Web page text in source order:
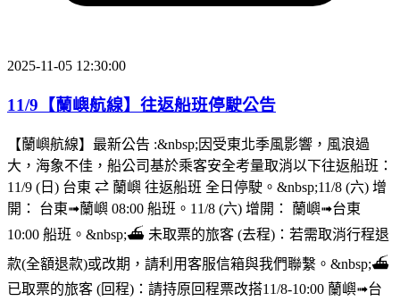
2025-11-05 12:30:00
11/9【蘭嶼航線】往返船班停駛公告
【蘭嶼航線】最新公告 :&nbsp;因受東北季風影響，風浪過
大，海象不佳，船公司基於乘客安全考量取消以下往返船班：
11/9 (日) 台東 ⇄ 蘭嶼 往返船班 全日停駛。&nbsp;11/8 (六) 增
開： 台東➟蘭嶼 08:00 船班。11/8 (六) 增開： 蘭嶼➟台東
10:00 船班。&nbsp;⛴︎ 未取票的旅客 (去程)：若需取消行程退
款(全額退款)或改期，請利用客服信箱與我們聯繫。&nbsp;⛴︎
已取票的旅客 (回程)：請持原回程票改搭11/8-10:00 蘭嶼➟台